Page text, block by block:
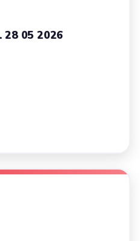
28 05 2026